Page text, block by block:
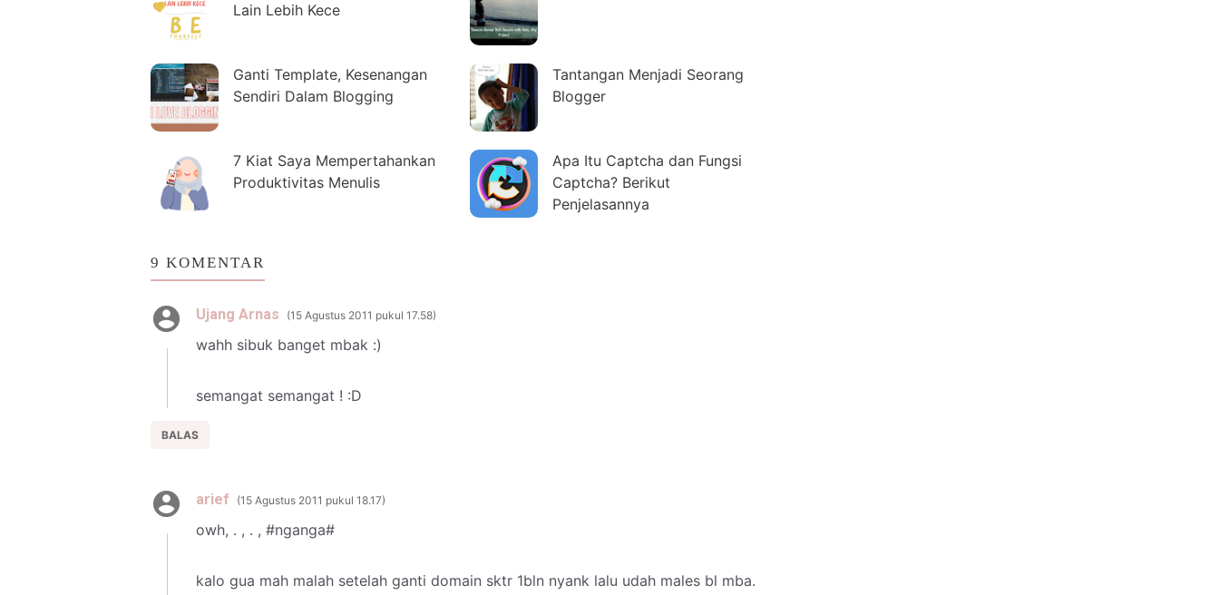
Lain Lebih Kece
Ganti Template, Kesenangan
Sendiri Dalam Blogging
Tantangan Menjadi Seorang
Blogger
7 Kiat Saya Mempertahankan
Produktivitas Menulis
Apa Itu Captcha dan Fungsi
Captcha? Berikut
Penjelasannya
9 KOMENTAR
Ujang Arnas 15 Agustus 2011 pukul 17.58
wahh sibuk banget mbak :)
semangat semangat ! :D
BALAS
arief 15 Agustus 2011 pukul 18.17
owh, . , . , #nganga#
kalo gua mah malah setelah ganti domain sktr 1bln nyank lalu udah males bl mba.